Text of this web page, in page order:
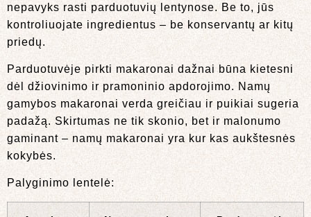
nepavyks rasti parduotuvių lentynose. Be to, jūs
kontroliuojate ingredientus – be konservantų ar kitų
priedų.
Parduotuvėje pirkti makaronai dažnai būna kietesni
dėl džiovinimo ir pramoninio apdorojimo. Namų
gamybos makaronai verda greičiau ir puikiai sugeria
padažą. Skirtumas ne tik skonio, bet ir malonumo
gaminant – namų makaronai yra kur kas aukštesnės
kokybės.
Palyginimo lentelė: